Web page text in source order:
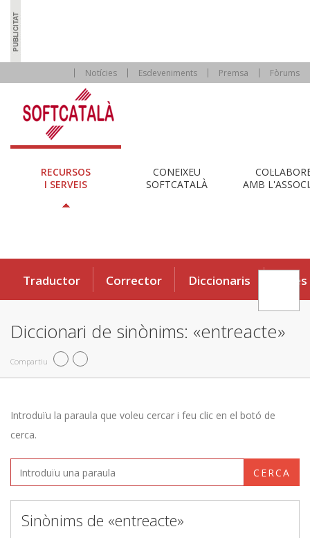
Notícies Esdeveniments Premsa Fòrums
RECURSOS
I SERVEIS
CONEIXEU
SOFTCATALÀ
AMB
Traductor Corrector Diccionaris Eines
Diccionari de sinònims: «entreacte»
Compartiu
Introduïu la paraula que voleu cercar i feu clic en el botó de
cerca.
CERCA
Sinònims de «entreacte»